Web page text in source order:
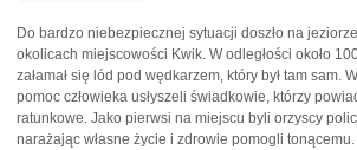
Do bardzo niebezpiecznej sytuacji doszło na jeziorze
okolicach miejscowości Kwik. W odległości około
załamał się lód pod wędkarzem, który był tam sam.
pomoc człowieka usłyszeli świadkowie, którzy
ratunkowe. Jako pierwsi na miejscu byli orzyscy
narażając własne życie i zdrowie pomogli